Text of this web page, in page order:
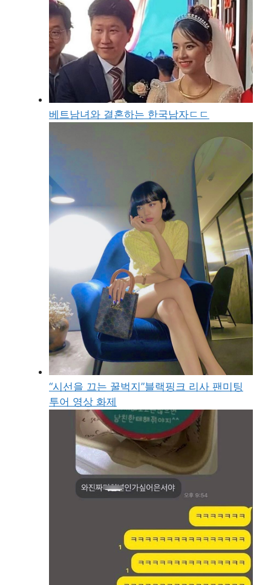
베트남녀와 결혼하는 한국남자ㄷㄷ
“시선을 끄는 꿀벅지”블랙핑크 리사 팬미팅
투어 영상 화제